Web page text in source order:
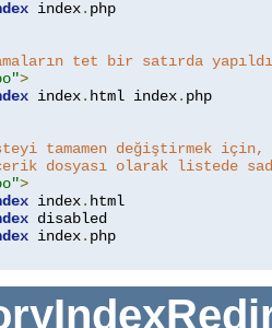
index.
tet bir satırda
>
index. html index.
tamamen değiştirmek
dosyası olarak listede
>
index. html
disabled
index.